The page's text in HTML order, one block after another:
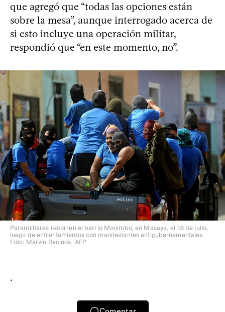
que agregó que “todas las opciones están
sobre la mesa”, aunque interrogado acerca de
si esto incluye una operación militar,
respondió que “en este momento, no”.
Paramilitares recorren el barrio Monimbo, en Masaya, el 18 de julio,
luego de enfrentamientos con manifestantes antigubernamentales.
Foto: Marvin Recinos, AFP
.